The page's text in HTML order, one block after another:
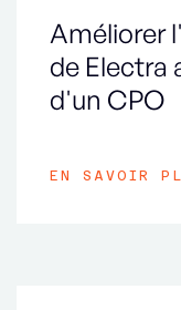
Améliorer
de Electra
d'un CPO
EN SAVOIR